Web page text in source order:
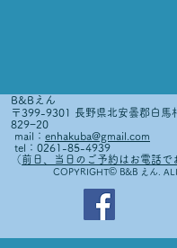
B&Bえん
〒399-9301 長野県北安曇郡白馬
829−20
mail： enhakuba@gmail.com
tel：0261-85-4939
（ 前日、当日のご予約はお電話で
COPYRIGHT© B&B えん.